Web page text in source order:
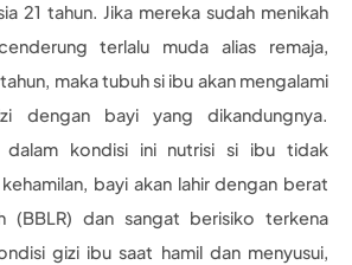
21 tahun. Jika mereka sudah menikah
terlalu muda alias remaja,
maka tubuh si ibu akan mengalami
dengan bayi yang dikandungnya.
dalam kondisi ini nutrisi si ibu tidak
bayi akan lahir dengan berat
(BBLR) dan sangat berisiko terkena
gizi ibu saat hamil dan menyusui,